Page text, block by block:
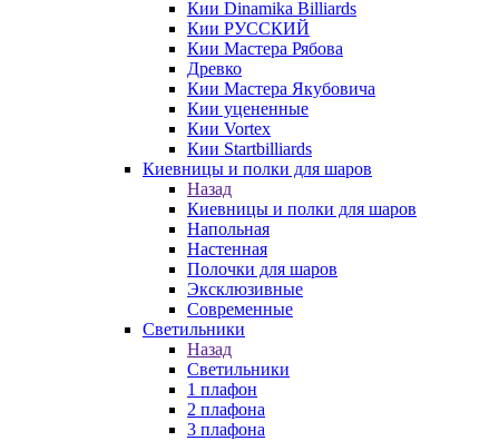
Кии Dinamika Billiards
Кии РУССКИЙ
Кии Мастера Рябова
Древко
Кии Мастера Якубовича
Кии уцененные
Кии Vortex
Кии Startbilliards
Киевницы и полки для шаров
Назад
Киевницы и полки для шаров
Напольная
Настенная
Полочки для шаров
Эксклюзивные
Современные
Светильники
Назад
Светильники
1 плафон
2 плафона
3 плафона